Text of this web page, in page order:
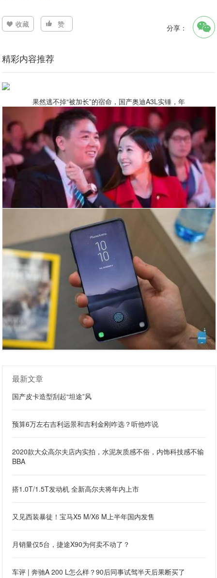
收藏 赞 分享：
精彩内容推荐
果然逃不掉“被加长”的宿命，国产奥迪A3L实锤，年
最新文章
国产皮卡造型刮起“坦途”风
预算6万左右吉利远景和吉利金刚咋选？听他咋说
2020款大众高尔夫店内实拍，水泥灰质感不俗，内饰科技感不输
BBA
搭1.0T/1.5T发动机 全新高尔夫将年内上市
又见西装暴徒！宝马X5 M/X6 M上半年国内发售
月销量仅5台，捷途X90为何卖不动了？
车评 | 奔驰A 200 L怎么样？90后同事试驾半天后果断买了